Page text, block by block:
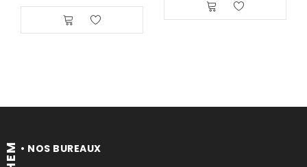
• NOS BUREAUX